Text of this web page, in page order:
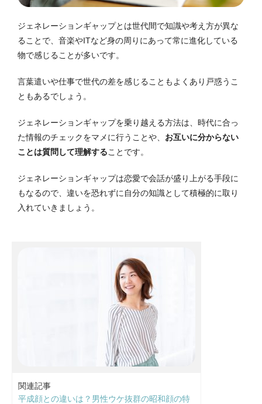
ジェネレーションギャップとは世代間で知識や考え方が異な
ることで、音楽やITなど身の周りにあって常に進化している
物で感じることが多いです。
言葉遣いや仕事で世代の差を感じることもよくあり戸惑うこ
ともあるでしょう。
ジェネレーションギャップを乗り越える方法は、時代に合っ
た情報のチェックをマメに行うことや、 お互いに分からない
ことは質問して理解することです。
ジェネレーションギャップは恋愛で会話が盛り上がる手段に
もなるので、違いを恐れずに自分の知識として積極的に取り
入れていきましょう。
関連記事
平成顔との違いは？男性ウケ抜群の昭和顔の特